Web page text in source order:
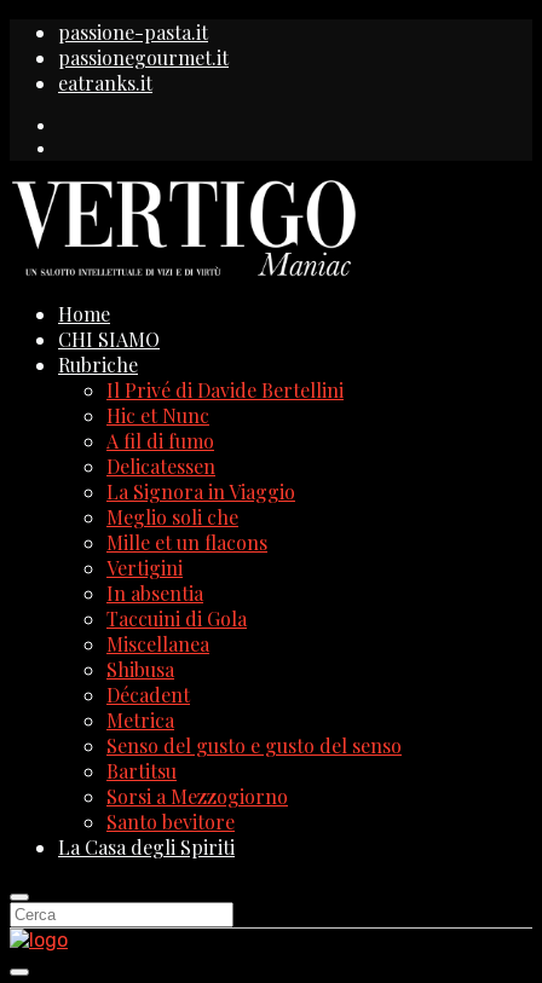
passione-pasta.it
passionegourmet.it
eatranks.it
Home
CHI SIAMO
Rubriche
Il Privé di Davide Bertellini
Hic et Nunc
A fil di fumo
Delicatessen
La Signora in Viaggio
Meglio soli che
Mille et un flacons
Vertigini
In absentia
Taccuini di Gola
Miscellanea
Shibusa
Décadent
Metrica
Senso del gusto e gusto del senso
Bartitsu
Sorsi a Mezzogiorno
Santo bevitore
La Casa degli Spiriti